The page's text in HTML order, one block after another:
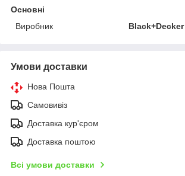
Основні
Виробник
Black+Decker
Умови доставки
Нова Пошта
Самовивіз
Доставка кур'єром
Доставка поштою
Всі умови доставки